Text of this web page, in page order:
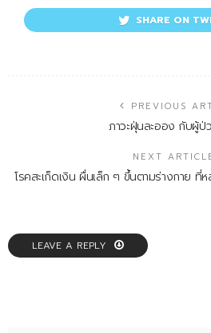
SHARE ON
PREVIOUS
ภาวะฝุ่นละออง กับผู้ป่
NEXT
โรคสะเก็ดเงิน ผื่นเล็ก ๆ ขึ้นตามร่างกาย ที่
LEAVE A REPLY